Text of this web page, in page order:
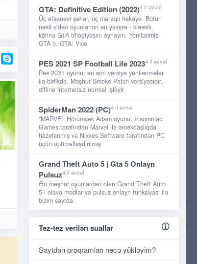
GTA: Definitive Edition (2022)4 il əvvəl
Üç əfsanəvi şəhər, üç maraqlı hekayə. Bütün
nəsil video oyunlarınn ən yaxşısı - klassik,
köhnə GTA trilogiyasını oynayın. Yenilənmiş
GTA 3, GTA: Vice
PES 2021 SP Football Life 20234 il əvvəl
Pes 2021 oyunu, ən son versiya yenilənmələr
ilə birlikdə. Məşhur Smoke Patch versiyasıdır,
offline internetsiz normal işləyir
SpiderMan 2022 (PC)4 il əvvəl
"MARVEL Hörümçək Adam oyunu. Insomniac
Games tərəfindən Marvel ilə əməkdaşlıqda
hazırlanmış və Nixxes Software tərəfindən PC
üçün optimallaşdırılmış
Grand Theft Auto 5 | Gta 5 Onlayn
Pulsuz4 il əvvəl
Ən məşhur oyunlardan olan Grand Theft Auto
5-i əlavə modlar və pulsuz onlayn funksiyası ilə
bizim saytda
Tez-tez verilən suallar
Saytdan proqramları necə yükləyim?